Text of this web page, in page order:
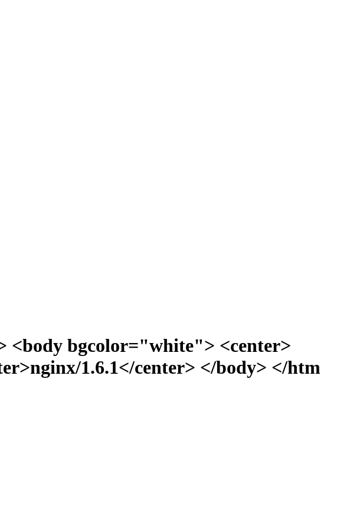
<body bgcolor="white"> <center>
1.6.1</center> </body> </htm